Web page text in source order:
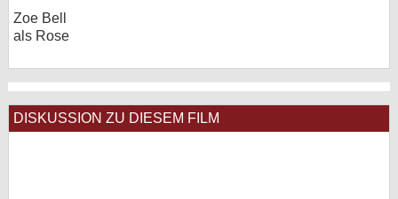
Zoe Bell
als Rose
DISKUSSION ZU DIESEM FILM